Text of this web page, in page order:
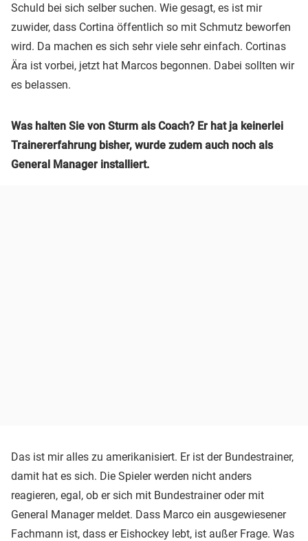
Schuld bei sich selber suchen. Wie gesagt, es ist mir
zuwider, dass Cortina öffentlich so mit Schmutz beworfen
wird. Da machen es sich sehr viele sehr einfach. Cortinas
Ära ist vorbei, jetzt hat Marcos begonnen. Dabei sollten wir
es belassen.
Was halten Sie von Sturm als Coach? Er hat ja keinerlei
Trainererfahrung bisher, wurde zudem auch noch als
General Manager installiert.
Das ist mir alles zu amerikanisiert. Er ist der Bundestrainer,
damit hat es sich. Die Spieler werden nicht anders
reagieren, egal, ob er sich mit Bundestrainer oder mit
General Manager meldet. Dass Marco ein ausgewiesener
Fachmann ist, dass er Eishockey lebt, ist außer Frage. Was